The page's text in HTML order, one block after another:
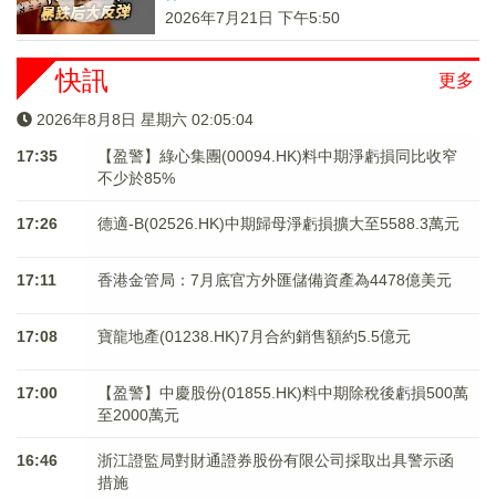
2026年7月21日 下午5:50
更多
快訊
2026年8月8日 星期六 02:05:04
17:35
【盈警】綠心集團(00094.HK)料中期淨虧損同比收窄
不少於85%
17:26 德適-B(02526.HK)中期歸母淨虧損擴大至5588.3萬元
17:11 香港金管局：7月底官方外匯儲備資產為4478億美元
17:08 寶龍地產(01238.HK)7月合約銷售額約5.5億元
17:00
【盈警】中慶股份(01855.HK)料中期除稅後虧損500萬
至2000萬元
16:46
浙江證監局對財通證券股份有限公司採取出具警示函
措施